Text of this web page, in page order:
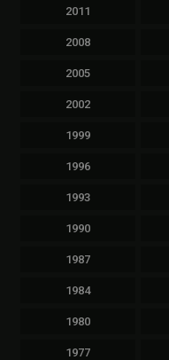
2011
2008
2005
2002
1999
1996
1993
1990
1987
1984
1980
1977